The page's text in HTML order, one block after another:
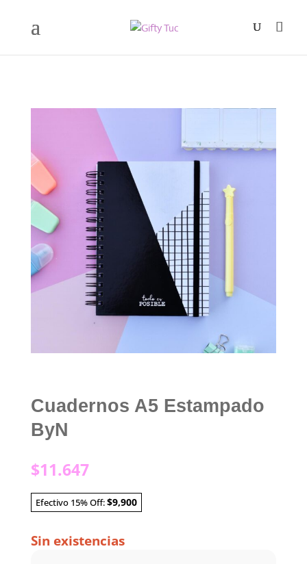
Cuadernos A5 Estampado
ByN
$11.647
Efectivo 15% Off:$9,900
Sin existencias